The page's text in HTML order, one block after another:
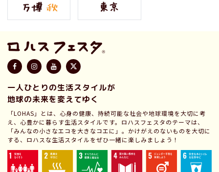
一人ひとりの生活スタイルが
地球の未来を変えてゆく
「LOHAS」とは、心身の健康、持続可能な社会や地球環境を大切に考
え、心豊かに暮らす生活スタイルです。ロハスフェスタのテーマは、
「みんなの小さなエコを大きなコエに」。かけがえのないものを大切に
する、ロハスな生活スタイルをぜひ一緒に楽しみましょう！